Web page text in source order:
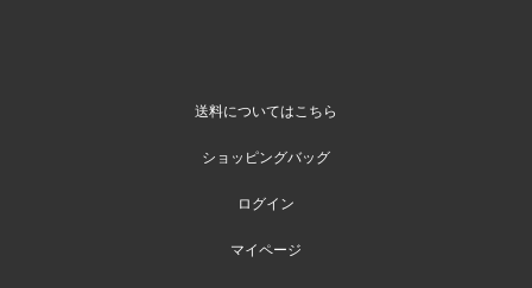
送料についてはこちら
ショッピングバッグ
ログイン
マイページ